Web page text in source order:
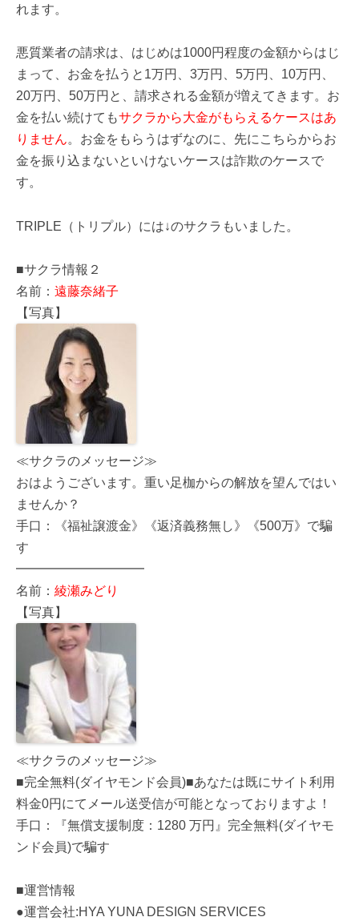
れます。
悪質業者の請求は、はじめは1000円程度の金額からはじ
まって、お金を払うと1万円、3万円、5万円、10万円、
20万円、50万円と、請求される金額が増えてきます。お
金を払い続けてもサクラから大金がもらえるケースはあ
りません。お金をもらうはずなのに、先にこちらからお
金を振り込まないといけないケースは詐欺のケースで
す。
TRIPLE（トリプル）には↓のサクラもいました。
■サクラ情報２
名前： 遠藤奈緒子
【写真】
≪サクラのメッセージ≫
おはようございます。重い足枷からの解放を望んではい
ませんか？
手口：《福祉譲渡金》《返済義務無し》《500万》で騙
す
━━━━━━━━━━
名前： 綾瀬みどり
【写真】
≪サクラのメッセージ≫
■完全無料(ダイヤモンド会員)■あなたは既にサイト利用
料金0円にてメール送受信が可能となっておりますよ！
手口：『無償支援制度：1280 万円』完全無料(ダイヤモ
ンド会員)で騙す
■運営情報
●運営会社:HYA YUNA DESIGN SERVICES